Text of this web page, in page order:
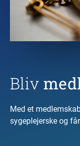
Bliv
Med et
sygeplejerske og